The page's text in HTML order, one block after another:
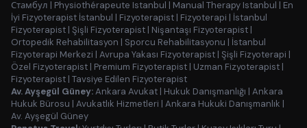
Стамбул | Physiothérapeute Istanbul | Manual Therapy Istanbul | En
İyi Fizyoterapist İstanbul | Fizyoterapist | Fizyoterapi | İstanbul
Fizyoterapist | Şişli Fizyoterapist | Nişantaşı Fizyoterapist |
Ortopedik Rehabilitasyon | Sporcu Rehabilitasyonu | İstanbul
Fizyoterapi Merkezi | Avrupa Yakası Fizyoterapist | Şişli Fizyoterapi |
Özel Fizyoterapist | Premium Fizyoterapist | Uzman Fizyoterapist |
Fizyoterapist | Tavsiye Edilen Fizyoterapist
Av. Ayşegül Güney:Ankara Avukat | Hukuk Danışmanlığı | Ankara
Hukuk Bürosu | Avukatlık Hizmetleri | Ankara Hukuki Danışmanlık |
Av. Ayşegül Güney